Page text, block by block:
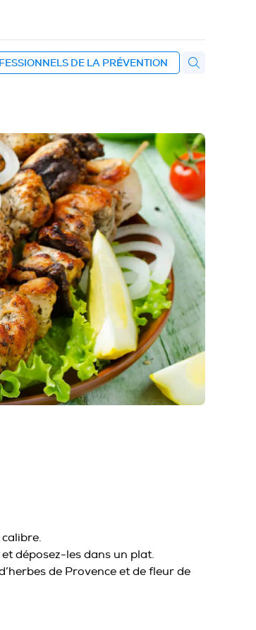
DE LA PRÉVENTION
déposez-les dans un plat.
de Provence et de fleur de